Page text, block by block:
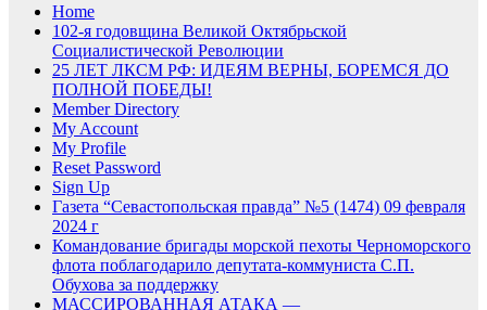
Home
102-я годовщина Великой Октябрьской
Социалистической Революции
25 ЛЕТ ЛКСМ РФ: ИДЕЯМ ВЕРНЫ, БОРЕМСЯ ДО
ПОЛНОЙ ПОБЕДЫ!
Member Directory
My Account
My Profile
Reset Password
Sign Up
Газета “Севастопольская правда” №5 (1474) 09 февраля
2024 г
Командование бригады морской пехоты Черноморского
флота поблагодарило депутата-коммуниста С.П.
Обухова за поддержку
МАССИРОВАННАЯ АТАКА —